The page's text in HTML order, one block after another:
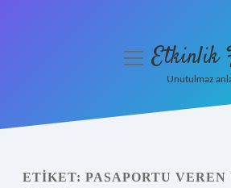
Yasal Uyarı
menüyüEtkinlik
Unutulmaz
ETIKET: PASAPORTU